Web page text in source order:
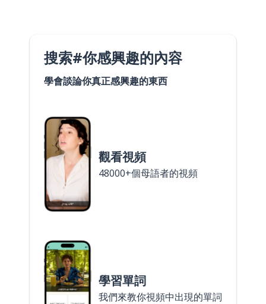
搜索#你感興趣的內容
學會談論你真正感興趣的東西
觀看視頻
48000+個母語者的視頻
學習單詞
我們來教你視頻中出現的單詞